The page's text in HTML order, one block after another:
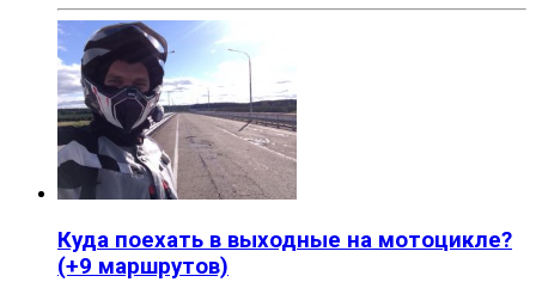
Куда поехать в выходные на мотоцикле?
(+9 маршрутов)